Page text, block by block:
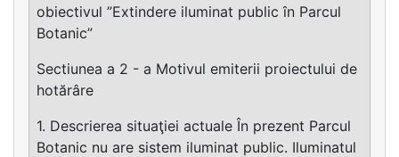
obiectivul ”Extindere iluminat public în Parcul
Botanic”
Sectiunea a 2 - a Motivul emiterii proiectului de
hotărâre
1. Descrierea situaţiei actuale În prezent Parcul
Botanic nu are sistem iluminat public. Iluminatul